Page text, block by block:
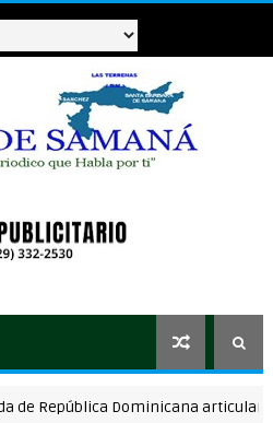
Dominicana articulan